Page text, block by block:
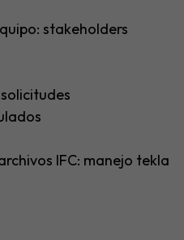
stakeholders
IFC: manejo tekla